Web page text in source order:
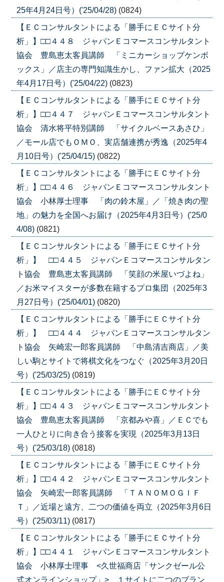
25年4月24日号）('25/04/28) (0824)
【ＥＣコンサルタントによる「勝手にＥＣサイト分
析」】□□４４８ ジャパンＥコマースコンサルタント
協会 豊島恵太客員講師 「ミニカーショップケンボ
ックス」／店主の専門知識生かし、ファン拡大（2025
年4月17日号）('25/04/22) (0823)
【ＥＣコンサルタントによる「勝手にＥＣサイト分
析」】□□４４７ ジャパンＥコマースコンサルタント
協会 清水将平特別講師 「サイクルベースあさひ」
／モール店でもＯＭＯ、実店舗連携が秀逸（2025年4
月10日号）('25/04/15) (0822)
【ＥＣコンサルタントによる「勝手にＥＣサイト分
析」】□□４４６ ジャパンＥコマースコンサルタント
協会 小林厚士理事 「肉の鈴木屋」／「焼き肉の聖
地」の魅力を全国へお届け（2025年4月3日号）('25/0
4/08) (0821)
【ＥＣコンサルタントによる「勝手にＥＣサイト分
析」】 □□４４５ ジャパンＥコマースコンサルタン
ト協会 豊島恵太客員講師 「笑顔の米屋いづよね」
／お米マイスターが多数在籍するプロ集団（2025年3
月27日号）('25/04/01) (0820)
【ＥＣコンサルタントによる「勝手にＥＣサイト分
析」】 □□４４４ ジャパンＥコマースコンサルタン
ト協会 矢崎宏一郎客員講師 「中島清吉商店」／美
しい駒とサイトで将棋文化をつなぐ（2025年3月20日
号）('25/03/25) (0819)
【ＥＣコンサルタントによる「勝手にＥＣサイト分
析」】□□４４３ ジャパンＥコマースコンサルタント
協会 豊島恵太客員講師 「京都みや喜」／ＥＣでも
一人ひとりに向き合う接客を実現（2025年3月13日
号）('25/03/18) (0818)
【ＥＣコンサルタントによる「勝手にＥＣサイト分
析」】□□４４２ ジャパンＥコマースコンサルタント
協会 矢崎宏一郎客員講師 「ＴＡＮＯＭＯＧＩＦ
Ｔ」／近場と遠方、二つの価値を両立（2025年3月6日
号）('25/03/11) (0817)
【ＥＣコンサルタントによる「勝手にＥＣサイト分
析」】□□４４１ ジャパンＥコマースコンサルタント
協会 小林厚士理事 <久世福商店「サンクゼール公
式オンラインショップ」> １サイトに二つのブラン